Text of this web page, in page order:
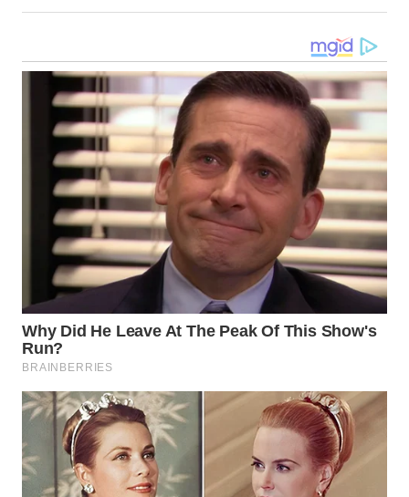
KALSEL
WN
KALTIM
WN
SULSEL
WN
GORONTALO
WN
SULUT
WN
MALUKU
MALUT